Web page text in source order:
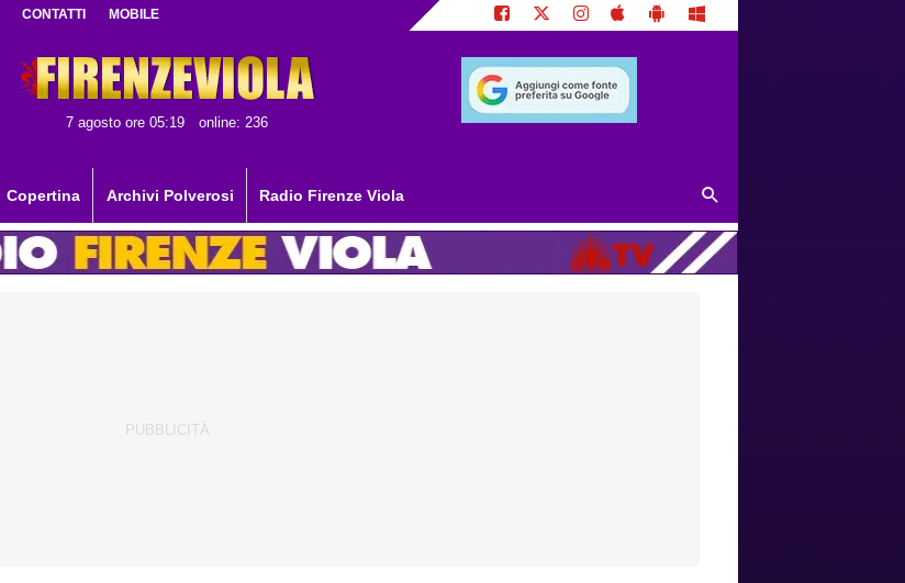
CONTATTI MOBILE
7 agosto ore 05:19 online: 236
Copertina Archivi Polverosi Radio Firenze Viola